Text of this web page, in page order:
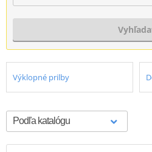
Výklopné prilby